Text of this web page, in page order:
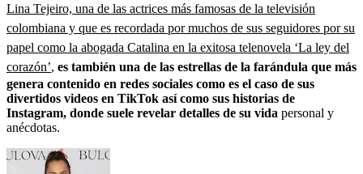
Lina Tejeiro, una de las actrices más famosas de la televisión
colombiana y que es recordada por muchos de sus seguidores por su
papel como la abogada Catalina en la exitosa telenovela ‘La ley del
corazón’, es también una de las estrellas de la farándula que más
genera contenido en redes sociales como es el caso de sus
divertidos videos en TikTok así como sus historias de
Instagram, donde suele revelar detalles de su vida personal y
anécdotas.